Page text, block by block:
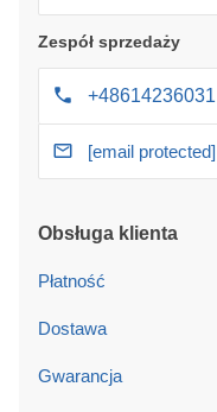
Zespół sprzedaży
+48614236031
[email protected]
Obsługa klienta
Płatność
Dostawa
Gwarancja